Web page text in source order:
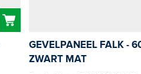
GEVELPANEEL FALK -
ZWART MAT